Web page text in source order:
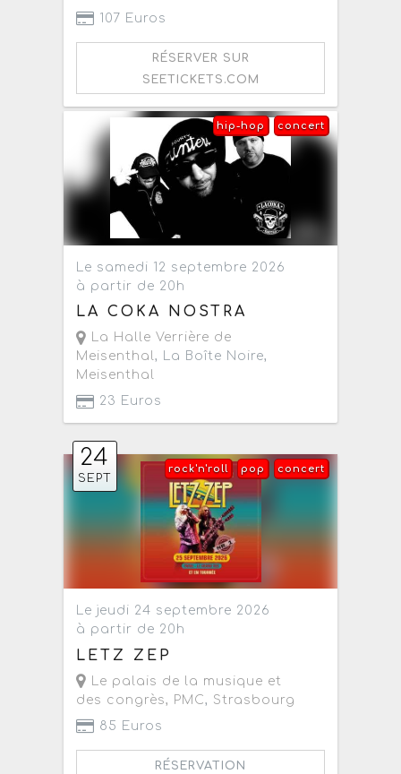
107 Euros
RÉSERVER SUR
SEETICKETS.COM
concert
hip-hop
Le samedi 12 septembre 2026
à partir de 20h
LA COKA NOSTRA
La Halle Verrière de
Meisenthal, La Boîte Noire,
Meisenthal
23 Euros
24
SEPT
concert
pop
rock'n'roll
Le jeudi 24 septembre 2026
à partir de 20h
LETZ ZEP
Le palais de la musique et
des congrès, PMC, Strasbourg
85 Euros
RÉSERVATION